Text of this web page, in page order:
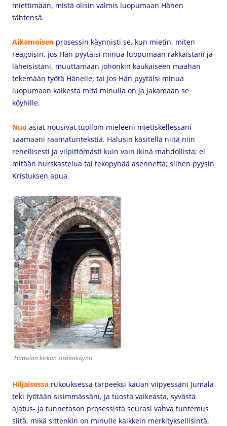
miettimään, mistä olisin valmis luopumaan Hänen
tähtensä.
Aikamoisen prosessin käynnisti se, kun mietin, miten
reagoisin, jos Hän pyytäisi minua luopumaan rakkaistani ja
läheisistäni, muuttamaan johonkin kaukaiseen maahan
tekemään työtä Hänelle, tai jos Hän pyytäisi minua
luopumaan kaikesta mitä minulla on ja jakamaan se
köyhille.
Nuo asiat nousivat tuolloin mieleeni mietiskellessäni
saamaani raamatuntekstiä. Halusin käsitellä niitä niin
rehellisesti ja vilpittömästi kuin vain ikinä mahdollista; ei
mitään hurskastelua tai tekopyhää asennetta; siihen pyysin
Kristuksen apua.
Hattulan kirkon sisäänkäynti
Hiljaisessa rukouksessa tarpeeksi kauan viipyessäni Jumala
teki työtään sisimmässäni, ja tuosta vaikeasta, syvästä
ajatus- ja tunnetason prosessista seurasi vahva tuntemus
siitä, mikä sittenkin on minulle kaikkein merkityksellisintä,